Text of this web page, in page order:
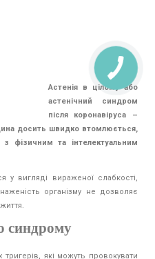
Астенія в цілому або
астенічний синдром
після коронавіруса –
досить швидко втомлюється,
фізичним та інтелектуальним
у вигляді вираженої слабкості,
організму не дозволяє
синдрому
які можуть провокувати